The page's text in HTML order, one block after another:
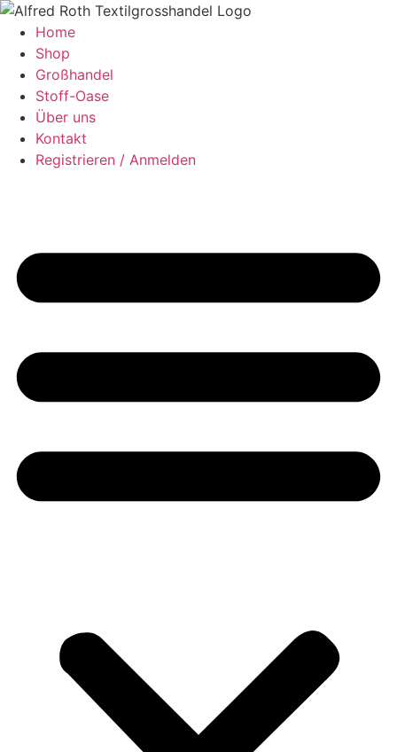
Zum
Inhalt
springen
Home
Shop
Großhandel
Stoff-Oase
Über uns
Kontakt
Registrieren / Anmelden